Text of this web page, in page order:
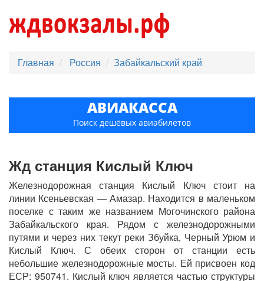
Главная Россия Забайкальский край
АВИАКАССА
Поиск дешёвых авиабилетов
Жд станция Кислый Ключ
Железнодорожная станция Кислый Ключ стоит на
линии Ксеньевская — Амазар. Находится в маленьком
поселке с таким же названием Могочинского района
Забайкальского края. Рядом с железнодорожными
путями и через них текут реки Збуйка, Черный Урюм и
Кислый Ключ. С обеих сторон от станции есть
небольшие железнодорожные мосты. Ей присвоен код
ЕСР: 950741. Кислый ключ является частью структуры